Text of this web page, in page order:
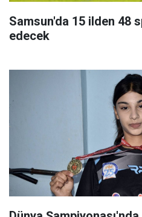
Samsun'da 15 ilden 48
edecek